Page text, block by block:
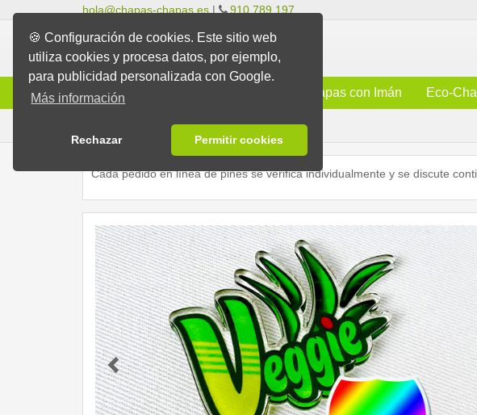
🍪 Configuración de cookies. Este sitio web
utiliza cookies y procesa datos, por ejemplo,
para publicidad personalizada con Google.
Más información
Rechazar Permitir cookies
hola@chapas-chapas.es | 910 789 197
Chapas con Imán Eco-
Configurador de pins
Cada pedido en línea de pines se verifica individualmente y se discute